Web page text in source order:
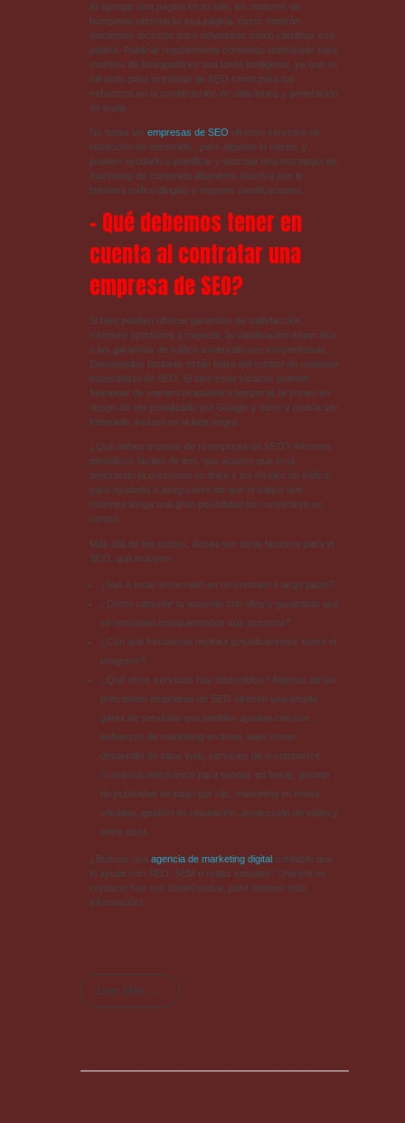
Al agregar una página en tu sitio, los motores de
búsqueda rastrearán esa página, éstos medirán
elementos técnicos para determinar cómo clasificar esa
página. Publicar regularmente contenido optimizado para
motores de búsqueda es una tarea inteligente, ya que es
útil tanto para tu trabajo de SEO como para tus
esfuerzos en la construcción de relaciones y generación
de leads.
No todas las empresas de SEO ofrecen servicios de
redacción de contenido , pero algunas lo hacen, y
pueden ayudarlo a planificar y ejecutar una estrategia de
marketing de contenido altamente efectiva que le
brindará tráfico dirigido y mejores clasificaciones.
– Qué debemos tener en
cuenta al contratar una
empresa de SEO?
Si bien pueden ofrecer garantías de satisfacción,
informes oportunos y mejoras, la clasificación específica
o las garantías de tráfico a menudo son sospechosas.
Demasiados factores están fuera del control de cualquier
especialista de SEO. Si bien esas tácticas pueden
funcionar de manera ocasional o temporal, te ponen en
riesgo de ser penalizado por Google y otros y podría ser
indexado, incluso en la lista negra.
¿Qué debés esperar de tu empresa de SEO? Informes
periódicos fáciles de leer, que aclaren que está
mejorando la presencia en línea y los niveles de tráfico,
para ayudarlo a asegurarse de que el tráfico que
obtienes tenga una gran posibilidad de convertirse en
ventas.
Más allá de los costos, desea ver otros factores para el
SEO, que incluyen:
¿Vas a estar encerrado en un contrato a largo plazo?
¿Cómo cancelar tu acuerdo con ellos y garantizar que
se revoquen cualquier/todos sus accesos?
¿Con qué frecuencia recibirá actualizaciones sobre el
progreso?
¿Qué otros servicios hay disponibles? Algunas de las
principales empresas de SEO ofrecen una amplia
gama de servicios que también ayudan con sus
esfuerzos de marketing en línea, tales como:
desarrollo de sitios web, servicios de e-commerce
(comercio electrónico para tiendas en línea), gestión
de publicidad de pago por clic, marketing en redes
sociales, gestión de reputación, producción de video y
entre otros.
¿Buscas una agencia de marketing digitalconfiable que
lo ayude con SEO, SEM o redes sociales? ¡Ponete en
contacto hoy con IdeaKreativa, para obtener más
información!
Leer Más